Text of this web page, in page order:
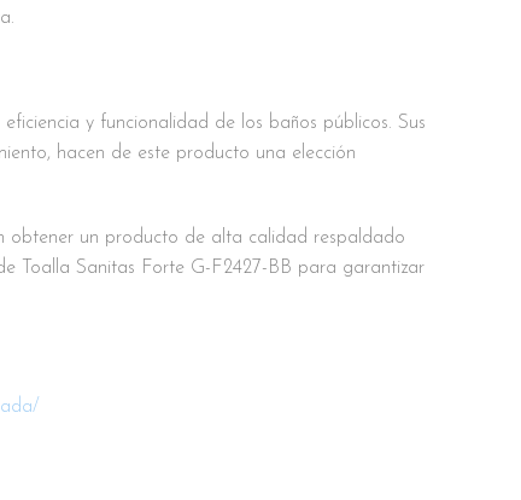
y funcionalidad de los baños públicos. Sus
hacen de este producto una elección
obtener un producto de alta calidad respaldado
Toalla Sanitas Forte G-F2427-BB para garantizar